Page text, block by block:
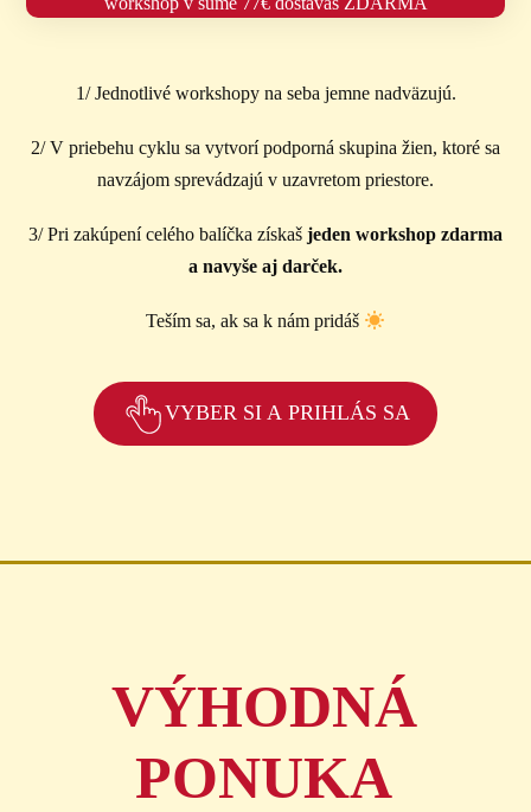
1/ Jednotlivé workshopy na seba jemne nadväzujú.
2/ V priebehu cyklu sa vytvorí podporná skupina žien, ktoré sa
navzájom sprevádzajú v uzavretom priestore.
3/ Pri zakúpení celého balíčka získaš jeden workshop zdarma
a navyše aj darček.
Teším sa, ak sa k nám pridáš
VYBER SI A PRIHLÁS SA
VÝHODNÁ
PONUKA